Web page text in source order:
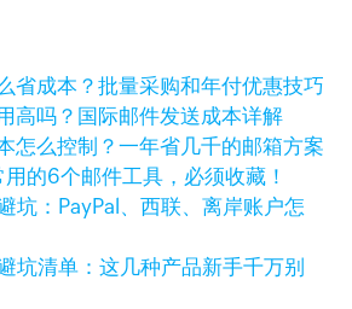
省成本？批量采购和年付优惠技巧
高吗？国际邮件发送成本详解
怎么控制？一年省几千的邮箱方案
的6个邮件工具，必须收藏！
坑：PayPal、西联、离岸账户怎
坑清单：这几种产品新手千万别